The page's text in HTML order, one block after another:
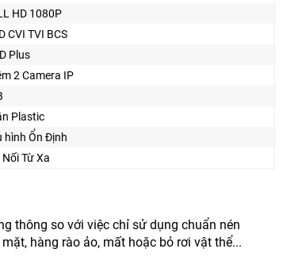
HD 1080P
CVI TVI BCS
Plus
2 Camera IP
Plastic
hình Ổn Định
Nối Từ Xa
thông so với việc chỉ sử dụng chuẩn nén
hàng rào ảo, mất hoặc bỏ rơi vật thể...